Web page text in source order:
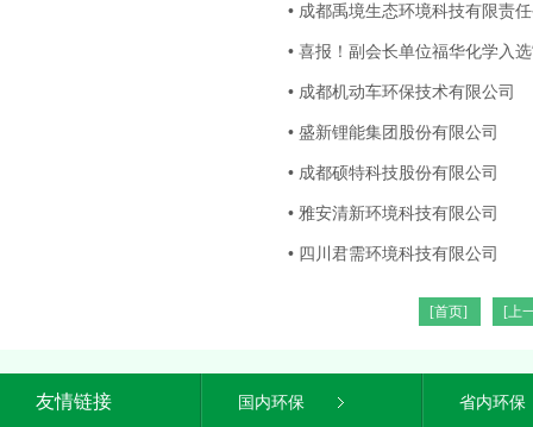
• 成都禹境生态环境科技有限责
• 喜报！副会长单位福华化学入
• 成都机动车环保技术有限公司
• 盛新锂能集团股份有限公司
• 成都硕特科技股份有限公司
• 雅安清新环境科技有限公司
• 四川君需环境科技有限公司
[首页] [上
友情链接 国内环保 省内环保